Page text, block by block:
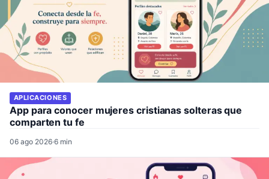
APLICACIONES
App para conocer mujeres cristianas solteras que
comparten tu fe
06 ago 2026·6 min